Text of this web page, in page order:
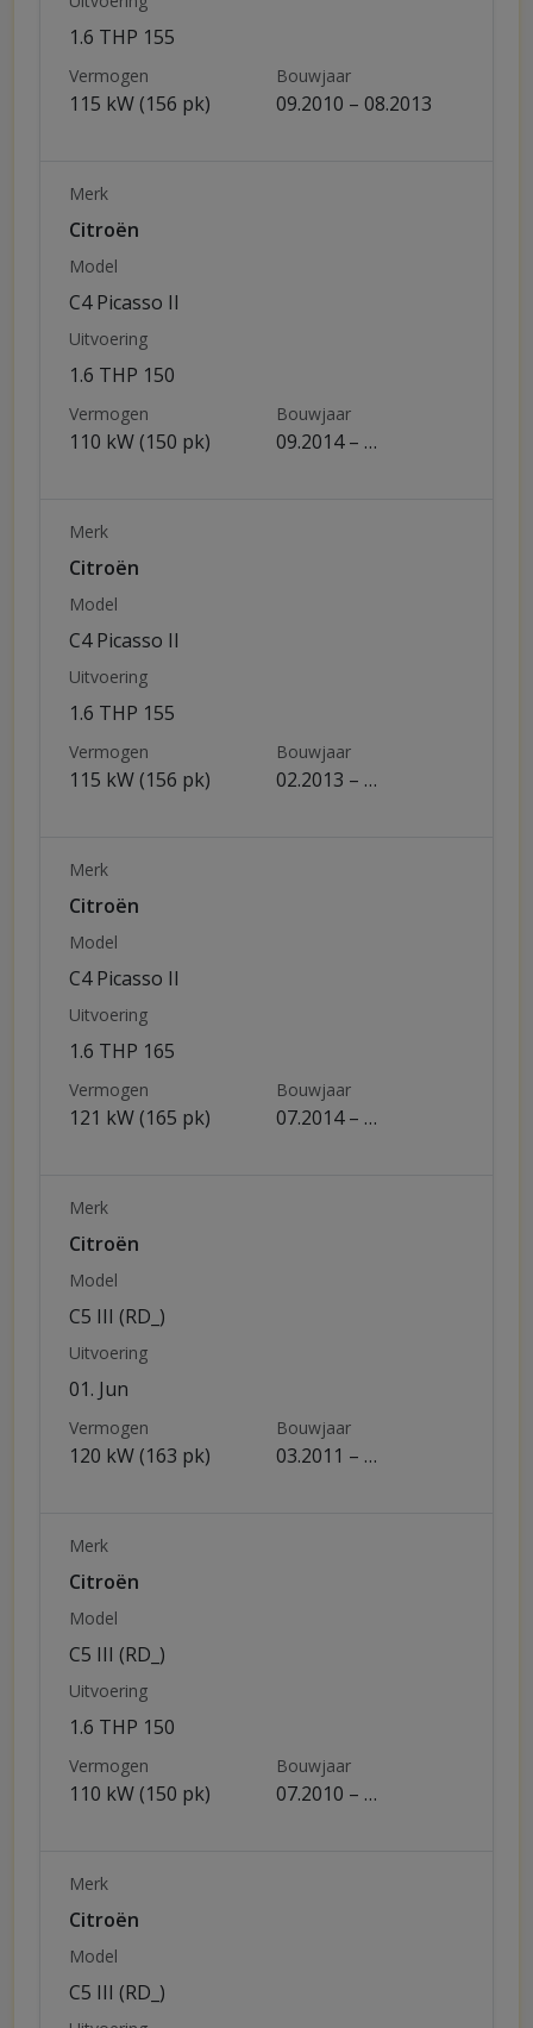
1.6 THP 155
Vermogen
115 kW (156 pk)
Bouwjaar
09.2010 – 08.2013
Merk
Citroën
Model
C4 Picasso II
Uitvoering
1.6 THP 150
Vermogen
110 kW (150 pk)
Bouwjaar
09.2014 – …
Merk
Citroën
Model
C4 Picasso II
Uitvoering
1.6 THP 155
Vermogen
115 kW (156 pk)
Bouwjaar
02.2013 – …
Merk
Citroën
Model
C4 Picasso II
Uitvoering
1.6 THP 165
Vermogen
121 kW (165 pk)
Bouwjaar
07.2014 – …
Merk
Citroën
Model
C5 III (RD_)
Uitvoering
01. Jun
Vermogen
120 kW (163 pk)
Bouwjaar
03.2011 – …
Merk
Citroën
Model
C5 III (RD_)
Uitvoering
1.6 THP 150
Vermogen
110 kW (150 pk)
Bouwjaar
07.2010 – …
Merk
Citroën
Model
C5 III (RD_)